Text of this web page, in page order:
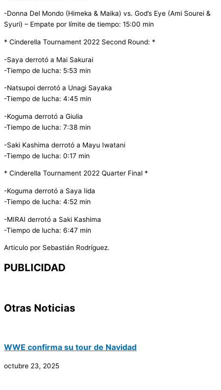
-Donna Del Mondo (Himeka & Maika) vs. God’s Eye (Ami Sourei &
Syuri) – Empate por límite de tiempo: 15:00 min
* Cinderella Tournament 2022 Second Round: *
-Saya derrotó a Mai Sakurai
-Tiempo de lucha: 5:53 min
-Natsupoi derrotó a Unagi Sayaka
-Tiempo de lucha: 4:45 min
-Koguma derrotó a Giulia
-Tiempo de lucha: 7:38 min
-Saki Kashima derrotó a Mayu Iwatani
-Tiempo de lucha: 0:17 min
* Cinderella Tournament 2022 Quarter Final *
-Koguma derrotó a Saya Iida
-Tiempo de lucha: 4:52 min
-MIRAI derrotó a Saki Kashima
-Tiempo de lucha: 6:47 min
Articulo por Sebastián Rodríguez.
PUBLICIDAD
Otras Noticias
WWE confirma su tour de Navidad
octubre 23, 2025